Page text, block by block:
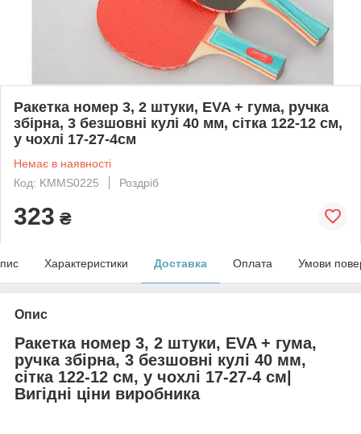
Ракетка номер 3, 2 штуки, EVA + гума, ручка
збірна, 3 безшовні кулі 40 мм, сітка 122-12 см,
у чохлі 17-27-4см
Немає в наявності
Код: KMMS0225
Роздріб
323 ₴
Характеристики Доставка Оплата Умови
Опис
Ракетка номер 3, 2 штуки, EVA + гума,
ручка збірна, 3 безшовні кулі 40 мм,
сітка 122-12 см, у чохлі 17-27-4 см|
Вигідні ціни виробника